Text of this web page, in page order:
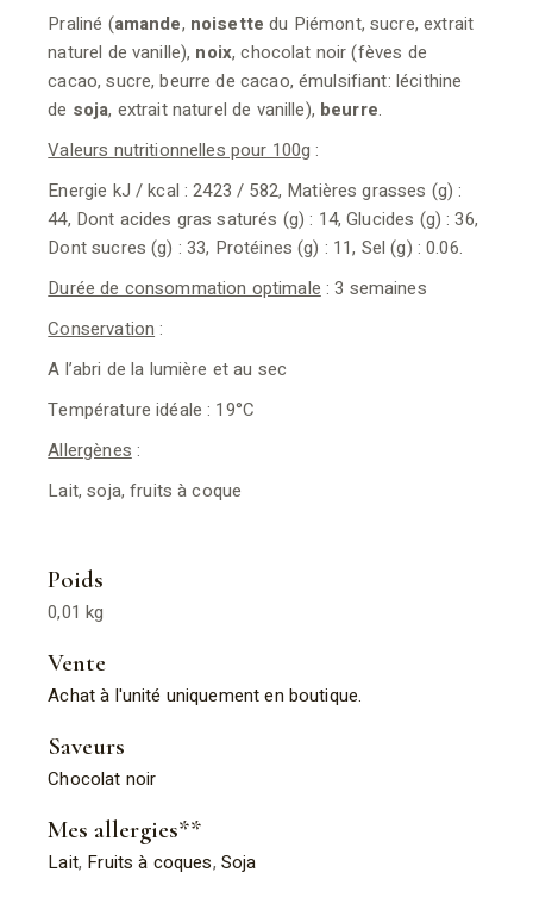
Praliné (amande, noisette du Piémont, sucre, extrait
naturel de vanille), noix, chocolat noir (fèves de
cacao, sucre, beurre de cacao, émulsifiant: lécithine
de soja, extrait naturel de vanille), beurre.
Valeurs nutritionnelles pour 100g :
Energie kJ / kcal : 2423 / 582, Matières grasses (g) :
44, Dont acides gras saturés (g) : 14, Glucides (g) : 36,
Dont sucres (g) : 33, Protéines (g) : 11, Sel (g) : 0.06.
Durée de consommation optimale : 3 semaines
Conservation :
A l’abri de la lumière et au sec
Température idéale : 19°C
Allergènes :
Lait, soja, fruits à coque
Poids
0,01 kg
Vente
Achat à l'unité uniquement en boutique.
Saveurs
Chocolat noir
Mes allergies**
Lait, Fruits à coques, Soja